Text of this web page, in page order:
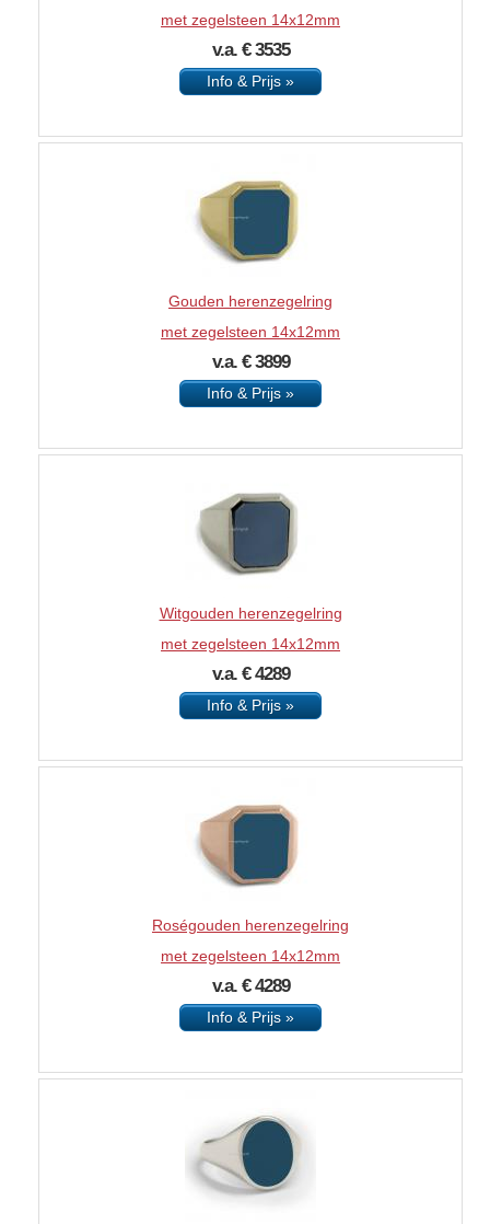
met zegelsteen 14x12mm
v.a. € 3535
Info & Prijs »
Gouden herenzegelring
met zegelsteen 14x12mm
v.a. € 3899
Info & Prijs »
Witgouden herenzegelring
met zegelsteen 14x12mm
v.a. € 4289
Info & Prijs »
Roségouden herenzegelring
met zegelsteen 14x12mm
v.a. € 4289
Info & Prijs »